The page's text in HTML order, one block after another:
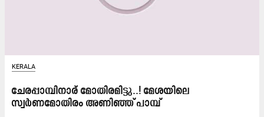
KERALA
ചേരപ്പാമ്പിനാര് മോതിരമിട്ടു..! മേശയിലെ
സ്വർണമോതിരം അണിഞ്ഞ് പാമ്പ്